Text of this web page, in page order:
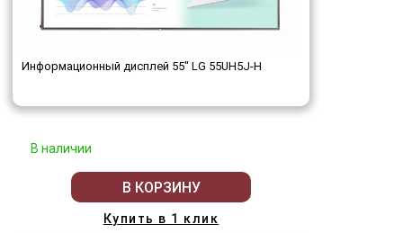
Информационный дисплей 55" LG 55UH5J-H
В наличии
В КОРЗИНУ
Купить в 1 клик